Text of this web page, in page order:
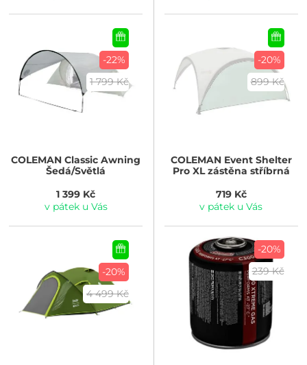
-22%
1 799 Kč
COLEMAN Classic Awning
Šedá/Světlá
1 399 Kč
v pátek u Vás
-20%
899 Kč
COLEMANEvent Shelter
Pro XL zástěna stříbrná
719 Kč
v pátek u Vás
-20%
4 499 Kč
-20%
239 Kč